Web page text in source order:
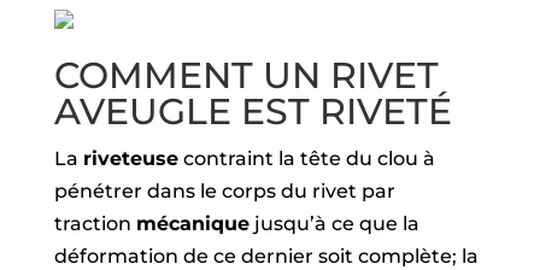
COMMENT UN RIVET
AVEUGLE EST RIVETÉ
La riveteusecontraint la tête du clou à
pénétrer dans le corps du rivet par
traction mécaniquejusqu’à ce que la
déformation de ce dernier soit complète; la